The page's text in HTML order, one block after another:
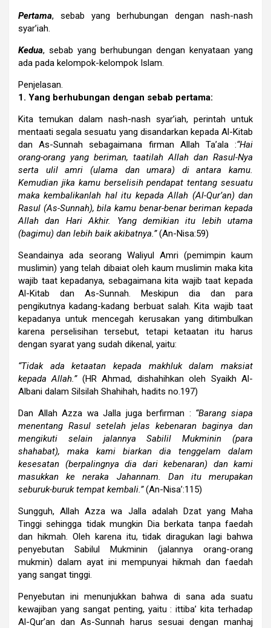
Pertama, sebab yang berhubungan dengan nash-nash
syar’iah.
Kedua, sebab yang berhubungan dengan kenyataan yang
ada pada kelompok-kelompok Islam.
Penjelasan.
1. Yang berhubungan dengan sebab pertama:
Kita temukan dalam nash-nash syar’iah, perintah untuk
mentaati segala sesuatu yang disandarkan kepada Al-Kitab
dan As-Sunnah sebagaimana firman Allah Ta’ala :“Hai
orang-orang yang beriman, taatilah Allah dan Rasul-Nya
serta ulil amri (ulama dan umara) di antara kamu.
Kemudian jika kamu berselisih pendapat tentang sesuatu
maka kembalikanlah hal itu kepada Allah (Al-Qur’an) dan
Rasul (As-Sunnah), bila kamu benar-benar beriman kepada
Allah dan Hari Akhir. Yang demikian itu lebih utama
(bagimu) dan lebih baik akibatnya.”(An-Nisa:59)
Seandainya ada seorang Waliyul Amri (pemimpin kaum
muslimin) yang telah dibaiat oleh kaum muslimin maka kita
wajib taat kepadanya, sebagaimana kita wajib taat kepada
Al-Kitab dan As-Sunnah. Meskipun dia dan para
pengikutnya kadang-kadang berbuat salah. Kita wajib taat
kepadanya untuk mencegah kerusakan yang ditimbulkan
karena perselisihan tersebut, tetapi ketaatan itu harus
dengan syarat yang sudah dikenal, yaitu:
“Tidak ada ketaatan kepada makhluk dalam maksiat
kepada Allah.”(HR Ahmad, dishahihkan oleh Syaikh Al-
Albani dalam Silsilah Shahihah, hadits no.197)
Dan Allah Azza wa Jalla juga berfirman : “Barang siapa
menentang Rasul setelah jelas kebenaran baginya dan
mengikuti selain jalannya Sabilil Mukminin (para
shahabat), maka kami biarkan dia tenggelam dalam
kesesatan (berpalingnya dia dari kebenaran) dan kami
masukkan ke neraka Jahannam. Dan itu merupakan
seburuk-buruk tempat kembali.”(An-Nisa’:115)
Sungguh, Allah Azza wa Jalla adalah Dzat yang Maha
Tinggi sehingga tidak mungkin Dia berkata tanpa faedah
dan hikmah. Oleh karena itu, tidak diragukan lagi bahwa
penyebutan Sabilul Mukminin (jalannya orang-orang
mukmin) dalam ayat ini mempunyai hikmah dan faedah
yang sangat tinggi.
Penyebutan ini menunjukkan bahwa di sana ada suatu
kewajiban yang sangat penting, yaitu : ittiba’ kita terhadap
Al-Qur’an dan As-Sunnah harus sesuai dengan manhaj